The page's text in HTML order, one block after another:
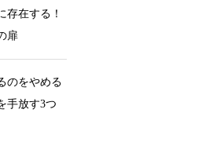
存在する！
扉
のをやめる
手放す3つ